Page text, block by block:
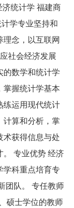
统计学 福建商
学专业坚持和
念，以互联网
社会经济发展
的数学和统计学
握统计学基本
练运用现代统计
计算和分析，掌
获得信息与处
专业优势 经济
学科重点培育专
团队。 专任教师
硕士学位的教师